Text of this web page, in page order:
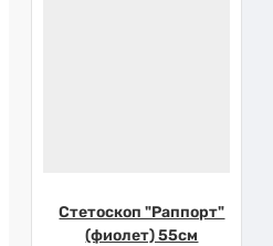
Стетоскоп "Раппорт"
(фиолет) 55см